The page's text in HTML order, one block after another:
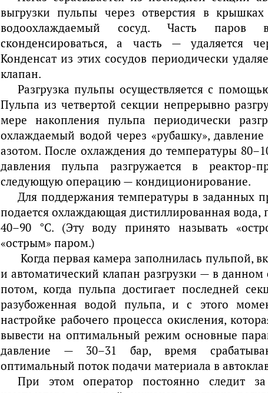
выгрузки пульпы через отверстия в
водоохлаждаемый сосуд. Часть
сконденсироваться, а часть — удаляется
Конденсат из этих сосудов периодически
клапан.
Разгрузка пульпы осуществляется с
Пульпа из четвертой секции непрерывно
мере накопления пульпа периодически
охлаждаемый водой через «рубашку»,
азотом. После охлаждения до температуры
давления пульпа разгружается в
следующую операцию — кондиционирование.
Для поддержания температуры в заданных
подается охлаждающая дистиллированная вода,
40–90 °С. (Эту воду принято называть
«острым» паром.)
Когда первая камера заполнилась пульпой,
и автоматический клапан разгрузки — в данном
потом, когда пульпа достигает последней
разубоженная водой пульпа, и с этого
настройке рабочего процесса окисления,
вывести на оптимальный режим основные
давление — 30–31 бар, время
оптимальный поток подачи материала в
При этом оператор постоянно следит